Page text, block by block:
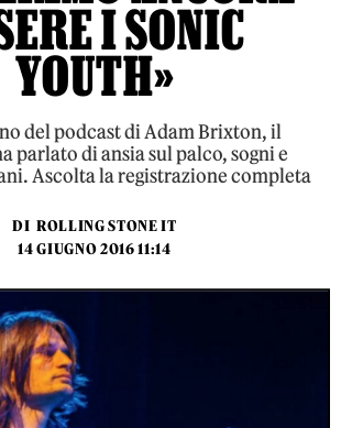
I SONIC
YOUTH»
del podcast di Adam Brixton, il
parlato di ansia sul palco, sogni e
Ascolta la registrazione completa
DI ROLLING STONE IT
14 GIUGNO 2016 11:14